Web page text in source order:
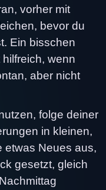
vorher mit
bevor du
Ein bisschen
wenn
aber nicht
folge deiner
in kleinen,
etwas Neues aus,
gesetzt, gleich